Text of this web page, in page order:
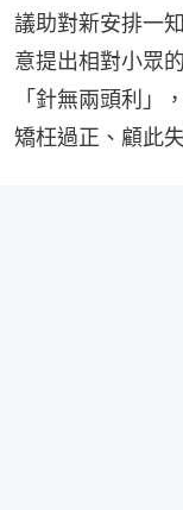
議助對新安排一
意提出相對小眾
「針無兩頭利」
矯枉過正、顧此